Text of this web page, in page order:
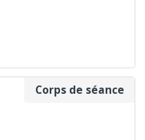
Corps de séance